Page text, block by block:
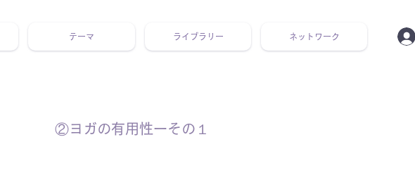
テーマ ライブラリー ネットワーク
②ヨガの有用性ーその１